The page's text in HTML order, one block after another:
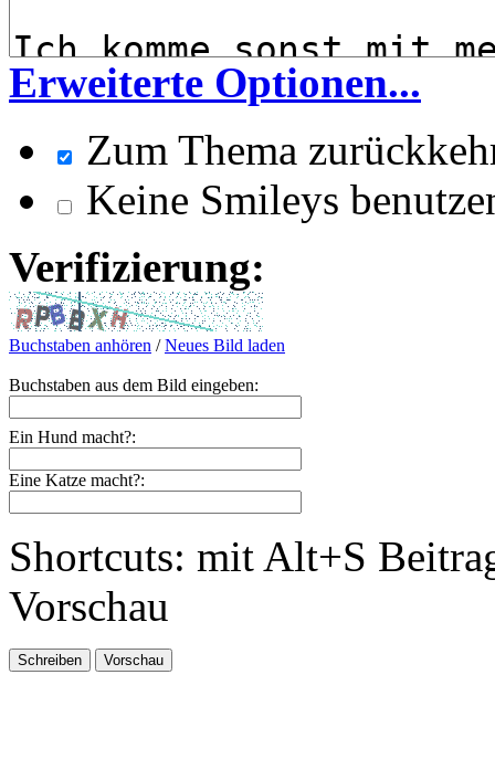
Erweiterte Optionen...
Zum Thema
Keine Smileys
Verifizierung:
Buchstaben anhören /Neues Bild laden
Buchstaben aus dem Bild eingeben:
Ein Hund macht?:
Eine Katze macht?:
Shortcuts: mit Alt+S
Vorschau